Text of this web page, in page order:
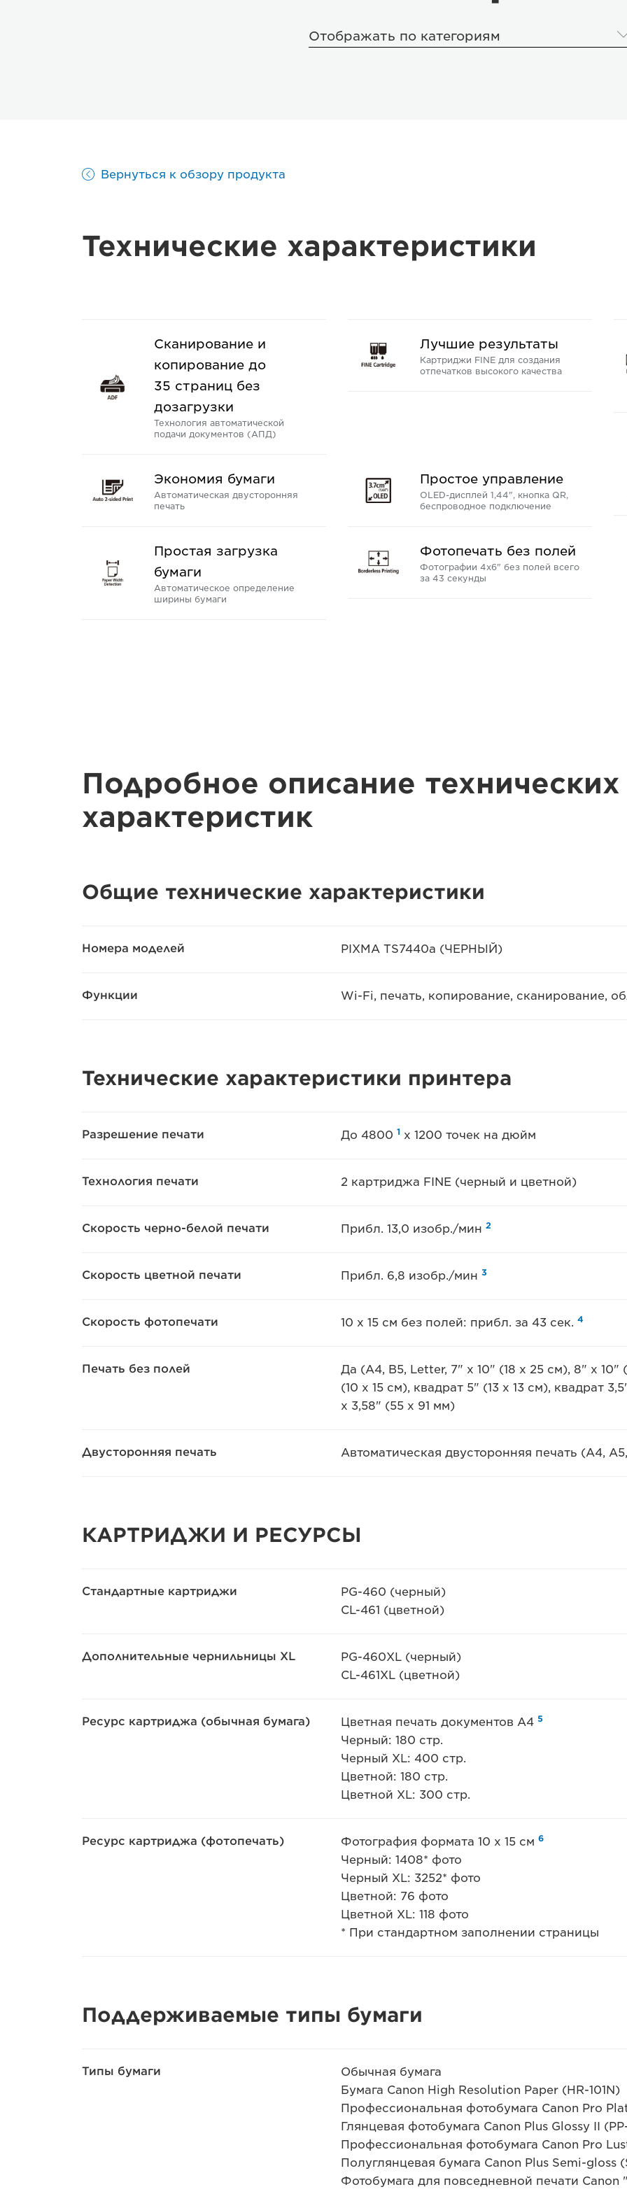
Отображать по категориям
Вернуться к обзору продукта
Технические характеристики
Сканирование и
копирование до
35 страниц без
дозагрузки
Технология автоматической
подачи документов (АПД)
Лучшие результаты
Картриджи FINE для создания
отпечатков высокого качества
Экономия бумаги
Автоматическая двусторонняя
печать
Простое управление
OLED-дисплей 1,44", кнопка QR,
беспроводное подключение
Простая загрузка
бумаги
Автоматическое определение
ширины бумаги
Фотопечать без полей
Фотографии 4x6" без полей всего
за 43 секунды
Подробное описание технических
характеристик
Общие технические характеристики
Номера моделей PIXMA TS7440a (ЧЕРНЫЙ)
Функции Wi-Fi, печать, копирование, сканирование,
Технические характеристики принтера
Разрешение печати До 4800 1 x 1200 точек на дюйм
Технология печати 2 картриджа FINE (черный и цветной)
Скорость черно-белой печати Прибл. 13,0 изобр./мин 2
Скорость цветной печати Прибл. 6,8 изобр./мин 3
Скорость фотопечати 10 x 15 см без полей: прибл. за 43 сек. 4
Печать без полей
Да (A4, B5, Letter, 7" x 10" (18 x 25 см), 8" x
(10 x 15 см), квадрат 5" (13 x 13 см), квадрат
x 3,58" (55 x 91 мм)
Двусторонняя печать Автоматическая двусторонняя печать (A4,
КАРТРИДЖИ И РЕСУРСЫ
Стандартные картриджи
PG-460 (черный)
CL-461 (цветной)
Дополнительные чернильницы XL
PG-460XL (черный)
CL-461XL (цветной)
Ресурс картриджа (обычная бумага) Цветная печать документов A4 5
Черный: 180 стр.
Черный XL: 400 стр.
Цветной: 180 стр.
Цветной XL: 300 стр.
Ресурс картриджа (фотопечать) Фотография формата 10 x 15 см 6
Черный: 1408* фото
Черный XL: 3252* фото
Цветной: 76 фото
Цветной XL: 118 фото
* При стандартном заполнении страницы
Поддерживаемые типы бумаги
Типы бумаги
Обычная бумага
Бумага Canon High Resolution Paper (HR-101N)
Профессиональная фотобумага Canon Pro
Глянцевая фотобумага Canon Plus Glossy II
Профессиональная фотобумага Canon Pro
Полуглянцевая бумага Canon Plus Semi-gloss
Фотобумага для повседневной печати Canon